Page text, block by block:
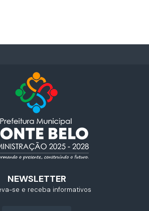
NEWSLETTER
se e receba informativos